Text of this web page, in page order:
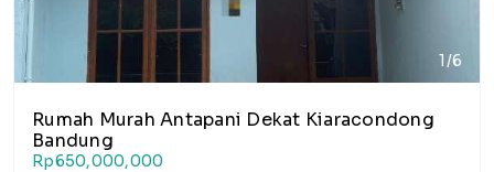
1/6
Rumah Murah Antapani Dekat Kiaracondong
Bandung
Rp650,000,000